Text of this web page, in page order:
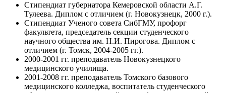
Стипендиат губернатора Кемеровской области А.Г.
Тулеева. Диплом с отличием (г. Новокузнецк, 2000 г.).
Стипендиат Ученого совета СибГМУ, профорг
факультета, председатель секции студенческого
научного общества им. Н.И. Пирогова. Диплом с
отличием (г. Томск, 2004-2005 гг.).
2000-2001 гг. преподаватель Новокузнецкого
медицинского училища.
2001-2008 гг. преподаватель Томского базового
медицинского колледжа, воспитатель студенческого